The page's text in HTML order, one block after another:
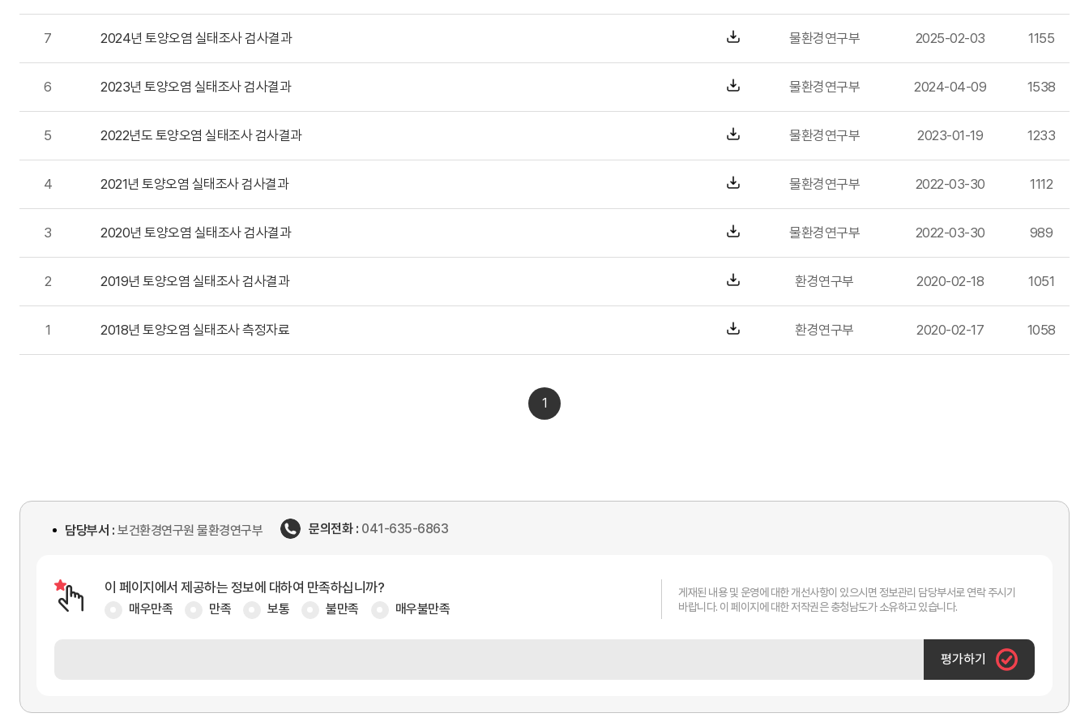
7 2024년 토양오염 실태조사 검사결과 물환경연구부 2025-02-03 1155
6 2023년 토양오염 실태조사 검사결과 물환경연구부 2024-04-09 1538
5 2022년도 토양오염 실태조사 검사결과 물환경연구부 2023-01-19 1233
4 2021년 토양오염 실태조사 검사결과 물환경연구부 2022-03-30 1112
3 2020년 토양오염 실태조사 검사결과 물환경연구부 2022-03-30 989
2 2019년 토양오염 실태조사 검사결과 환경연구부 2020-02-18 1051
1 2018년 토양오염 실태조사 측정자료 환경연구부 2020-02-17 1058
1
담당부서 : 보건환경연구원 물환경연구부 문의전화 : 041-635-6863
이 페이지에서 제공하는 정보에 대하여 만족하십니까?
매우만족 만족 보통 불만족 매우불만족
게재된 내용 및 운영에 대한 개선사항이 있으시면 정보관리 담당부서로 연락 주시기
바랍니다. 이 페이지에 대한 저작권은 충청남도가 소유하고 있습니다.
평가하기